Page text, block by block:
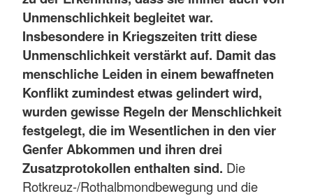
Unmenschlichkeit begleitet war.
Insbesondere in Kriegszeiten tritt diese
Unmenschlichkeit verstärkt auf. Damit das
menschliche Leiden in einem bewaffneten
Konflikt zumindest etwas gelindert wird,
wurden gewisse Regeln der Menschlichkeit
festgelegt, die im Wesentlichen in den vier
Genfer Abkommen und ihren drei
Zusatzprotokollen enthalten sind. Die
Rotkreuz-/Rothalbmondbewegung und die